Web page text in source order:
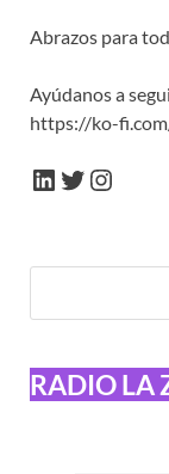
Abrazos para
Ayúdanos a
https://ko-
RADIO LA